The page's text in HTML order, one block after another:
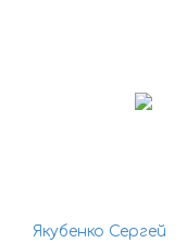
Якубенко Сергей